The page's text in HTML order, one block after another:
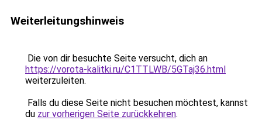
Weiterleitungshinweis
Die von dir besuchte Seite versucht, dich an
https://vorota-kalitki.ru/C1TTLWB/5GTaj36.html
weiterzuleiten.
Falls du diese Seite nicht besuchen möchtest, kannst
du zur vorherigen Seite zurückkehren.